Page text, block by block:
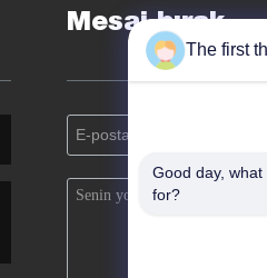
Mesaj bırak
The first
Good day,
for?